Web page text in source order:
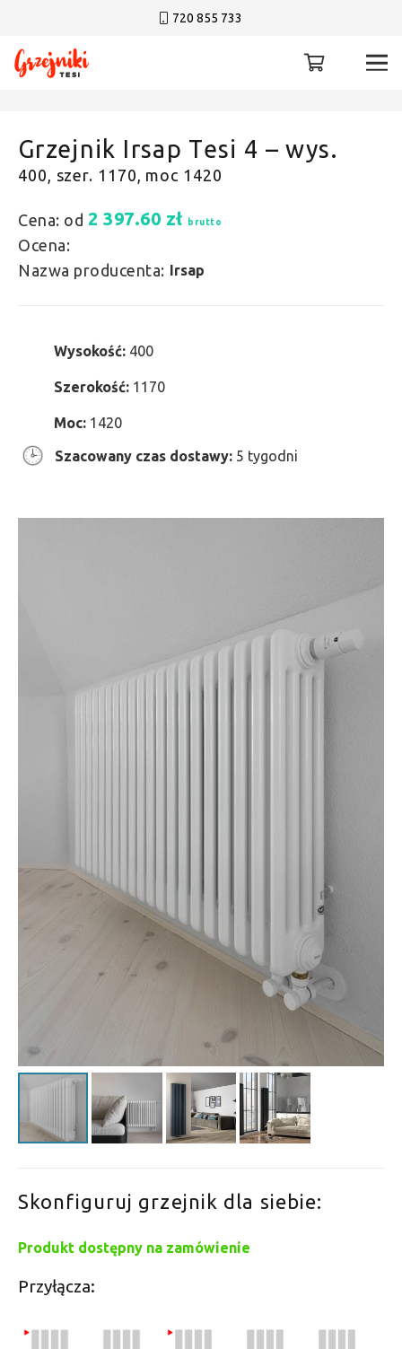
720 855 733
Grzejnik Irsap Tesi 4 – wys.
400, szer. 1170, moc 1420
Cena: od 2 397.60 zł brutto
Ocena:
Nazwa producenta: Irsap
Wysokość: 400
Szerokość: 1170
Moc: 1420
Szacowany czas dostawy: 5 tygodni
Skonfiguruj grzejnik dla siebie:
Produkt dostępny na zamówienie
Przyłącza: